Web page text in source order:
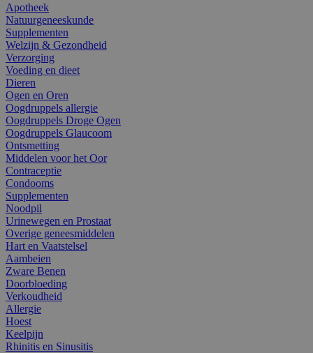
Apotheek
Natuurgeneeskunde
Supplementen
Welzijn & Gezondheid
Verzorging
Voeding en dieet
Dieren
Ogen en Oren
Oogdruppels allergie
Oogdruppels Droge Ogen
Oogdruppels Glaucoom
Ontsmetting
Middelen voor het Oor
Contraceptie
Condooms
Supplementen
Noodpil
Urinewegen en Prostaat
Overige geneesmiddelen
Hart en Vaatstelsel
Aambeien
Zware Benen
Doorbloeding
Verkoudheid
Allergie
Hoest
Keelpijn
Rhinitis en Sinusitis